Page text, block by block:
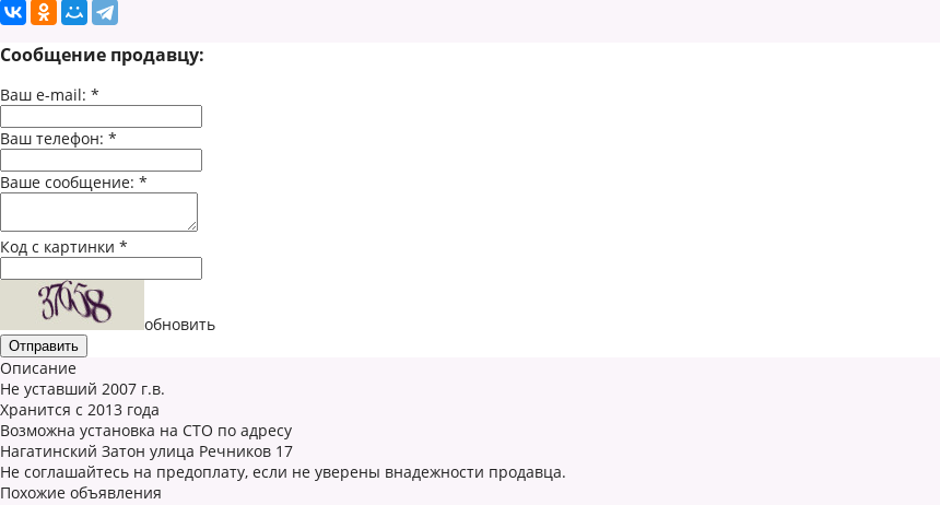
Сообщение продавцу:
Ваш e-mail: *
Ваш телефон: *
Ваше сообщение: *
Код с картинки *
обновить
Описание
Не уставший 2007 г.в.
Хранится с 2013 года
Возможна установка на СТО по адресу
Нагатинский Затон улица Речников 17
Не соглашайтесь на предоплату, если не уверены внадежности продавца.
Похожие объявления